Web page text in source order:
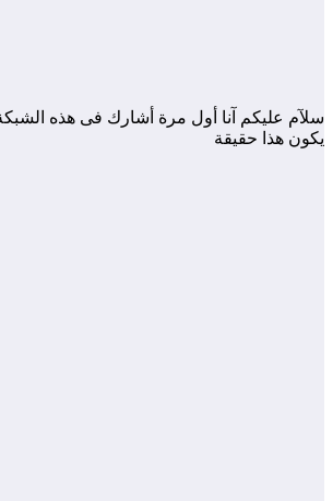
سلآم عليكم آنا أول مرة أشارك فى هذه
يكون هذا حقيقة